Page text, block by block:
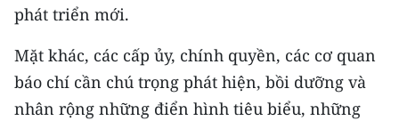
phát triển mới.
Mặt khác, các cấp ủy, chính quyền, các cơ quan
báo chí cần chú trọng phát hiện, bồi dưỡng và
nhân rộng những điển hình tiêu biểu, những